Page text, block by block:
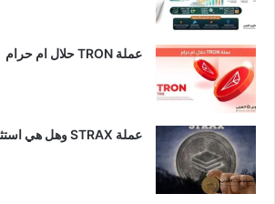
عملة TRON حلال ام حرام​
عملة STRAX وهل هي استثمارً جيدً